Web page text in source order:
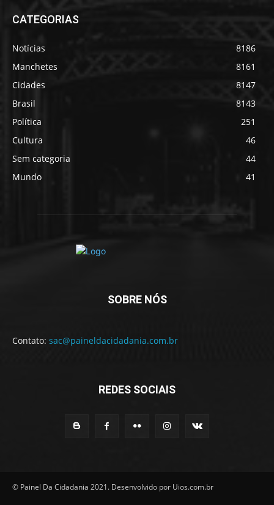
CATEGORIAS
Notícias
8186
Manchetes
8161
Cidades
8147
Brasil
8143
Política
251
Cultura
46
Sem categoria
44
Mundo
41
SOBRE NÓS
Contato: sac@paineldacidadania.com.br
REDES SOCIAIS
© Painel Da Cidadania 2021. Desenvolvido por Uios.com.br